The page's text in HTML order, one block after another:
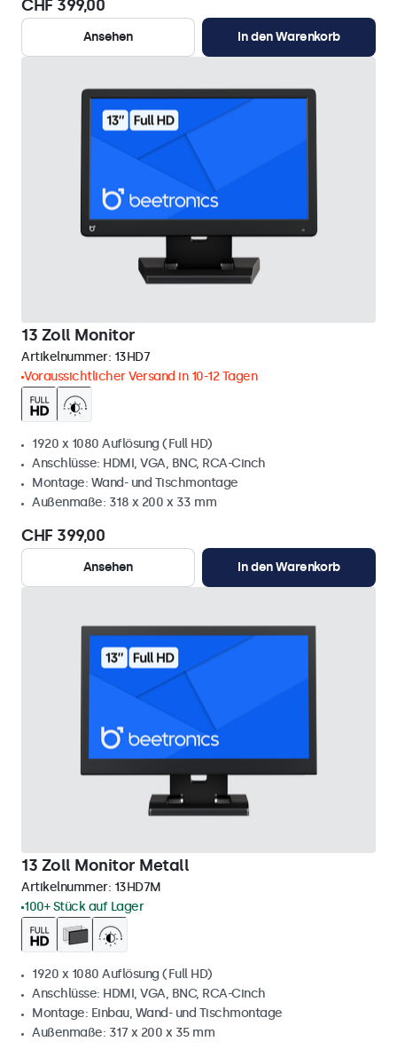
CHF 399,00
Ansehen In den Warenkorb
13 Zoll Monitor
Artikelnummer: 13HD7
Voraussichtlicher Versand in 10-12 Tagen
1920 x 1080 Auflösung (Full HD)
Anschlüsse: HDMI, VGA, BNC, RCA-Cinch
Montage: Wand- und Tischmontage
Außenmaße: 318 x 200 x 33 mm
CHF 399,00
Ansehen In den Warenkorb
13 Zoll Monitor Metall
Artikelnummer: 13HD7M
100+ Stück auf Lager
1920 x 1080 Auflösung (Full HD)
Anschlüsse: HDMI, VGA, BNC, RCA-Cinch
Montage: Einbau, Wand- und Tischmontage
Außenmaße: 317 x 200 x 35 mm